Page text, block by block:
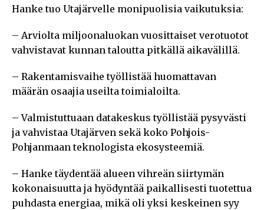
Hanke tuo Utajärvelle monipuolisia vaikutuksia:
– Arviolta miljoonaluokan vuosittaiset verotuotot
vahvistavat kunnan taloutta pitkällä aikavälillä.
– Rakentamisvaihe työllistää huomattavan
määrän osaajia useilta toimialoilta.
– Valmistuttuaan datakeskus työllistää pysyvästi
ja vahvistaa Utajärven sekä koko Pohjois-
Pohjanmaan teknologista ekosysteemiä.
– Hanke täydentää alueen vihreän siirtymän
kokonaisuutta ja hyödyntää paikallisesti tuotettua
puhdasta energiaa, mikä oli yksi keskeinen syy